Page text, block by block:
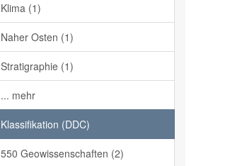
Klima (1)
Naher Osten (1)
Stratigraphie (1)
... mehr
Klassifikation (DDC)
550 Geowissenschaften (2)